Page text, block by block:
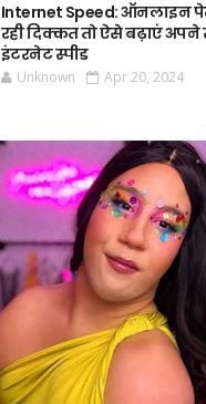
Internet Speed: ऑनलाइन
रही दिक्कत तो ऐसे बढ़ाएं अपने
इंटरनेट स्पीड
Unknown Apr 20, 2024